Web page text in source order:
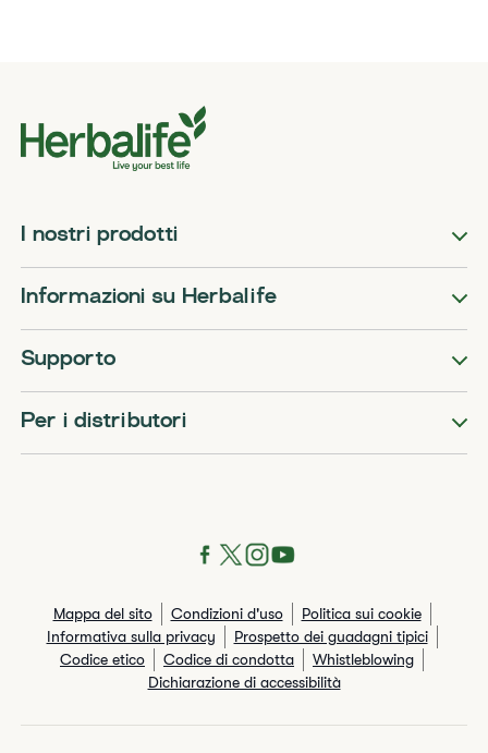
I nostri prodotti
Informazioni su Herbalife
Supporto
Per i distributori
Mappa del sito Condizioni d'uso
Politica sui cookie
Informativa sulla privacy
Prospetto dei guadagni tipici
Codice etico
Codice di condotta
Whistleblowing
Dichiarazione di accessibilità